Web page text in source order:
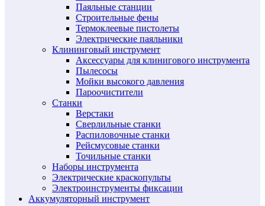
Паяльные станции
Строительные фены
Термоклеевые пистолеты
Электрические паяльники
Клининговый инструмент
Аксессуары для клинигового инструмента
Пылесосы
Мойки высокого давления
Пароочистители
Станки
Верстаки
Сверлильные станки
Распиловочные станки
Рейсмусовые станки
Точильные станки
Наборы инструмента
Электрические краскопульты
Электроинструменты фиксации
Аккумуляторный инструмент